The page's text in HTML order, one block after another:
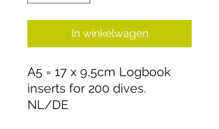
In winkelwagen
A5 = 17 x 9,5cm Logbook
inserts for 200 dives.
NL/DE